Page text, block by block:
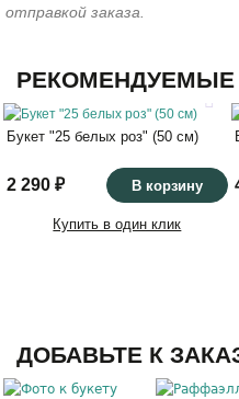
отправкой заказа.
Букет "25 белых роз" (50 см)
2 290 ₽ В корзину
Купить в один клик
ДОБАВЬТЕ К